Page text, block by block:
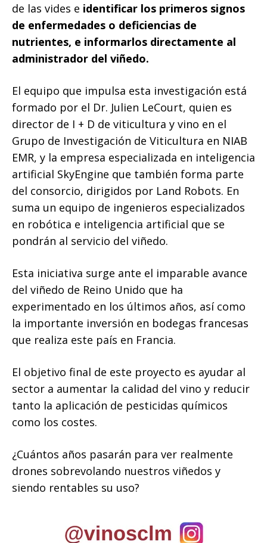
de las vides e identificar los primeros signos
de enfermedades o deficiencias de
nutrientes, e informarlos directamente al
administrador del viñedo.
El equipo que impulsa esta investigación está
formado por el Dr. Julien LeCourt, quien es
director de I + D de viticultura y vino en el
Grupo de Investigación de Viticultura en NIAB
EMR, y la empresa especializada en inteligencia
artificial SkyEngine que también forma parte
del consorcio, dirigidos por Land Robots. En
suma un equipo de ingenieros especializados
en robótica e inteligencia artificial que se
pondrán al servicio del viñedo.
Esta iniciativa surge ante el imparable avance
del viñedo de Reino Unido que ha
experimentado en los últimos años, así como
la importante inversión en bodegas francesas
que realiza este país en Francia.
El objetivo final de este proyecto es ayudar al
sector a aumentar la calidad del vino y reducir
tanto la aplicación de pesticidas químicos
como los costes.
¿Cuántos años pasarán para ver realmente
drones sobrevolando nuestros viñedos y
siendo rentables su uso?